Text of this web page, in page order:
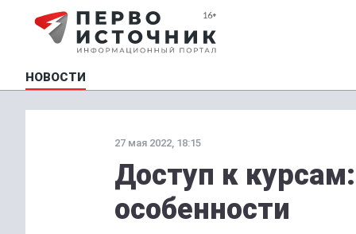
НОВОСТИ
27 мая 2022, 18:15
Доступ к
особенности